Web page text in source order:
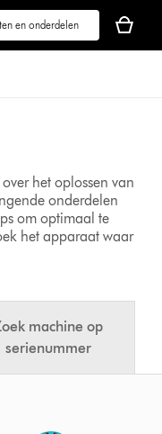
is
het oplossen van
onderdelen
om optimaal te
het apparaat waar
machine op
serienummer